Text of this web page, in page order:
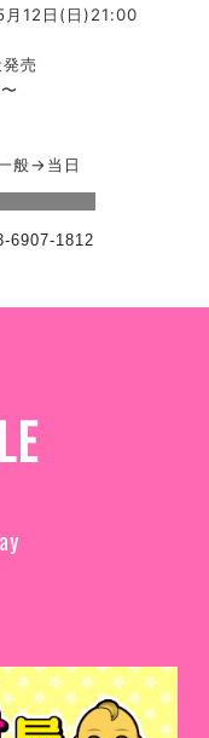
月12日(日)21:00
売
般→当日
6907-1812